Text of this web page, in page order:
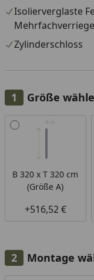
Isolierverglaste
Zylinderschloss
Größe
Alle anzeigen (2)
B 320 x T 320 cm
(Größe A)
+516,52 €
Montage